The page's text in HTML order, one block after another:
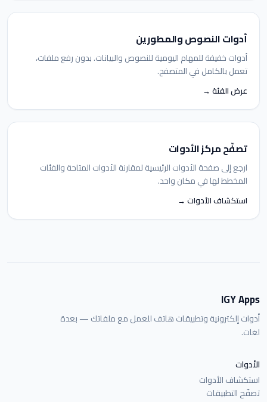
أدوات النصوص والمطورين
أدوات خفيفة للمهام اليومية للنصوص والبيانات. بدون رفع ملفات،
تعمل بالكامل في المتصفح.
عرض الفئة →
تصفّح مركز الأدوات
ارجع إلى صفحة الأدوات الرئيسية لمقارنة الأدوات المتاحة والفئات
المخطط لها في مكان واحد.
استكشاف الأدوات →
IGY Apps
أدوات إلكترونية وتطبيقات هاتف للعمل مع ملفاتك — بعدة
لغات.
الأدوات
استكشاف الأدوات
تصفّح التطبيقات